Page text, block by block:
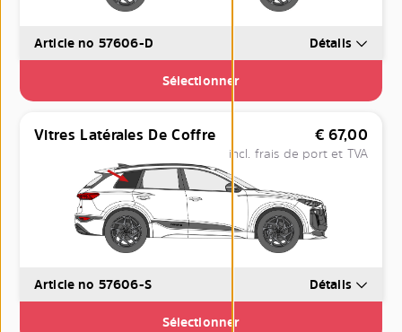
Article no 57606-D Détails
Sélectionner
Vitres Latérales De Coffre € 67,00
incl. frais de port et TVA
Article no 57606-S Détails
Sélectionner